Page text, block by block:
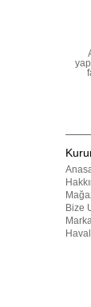
Bize